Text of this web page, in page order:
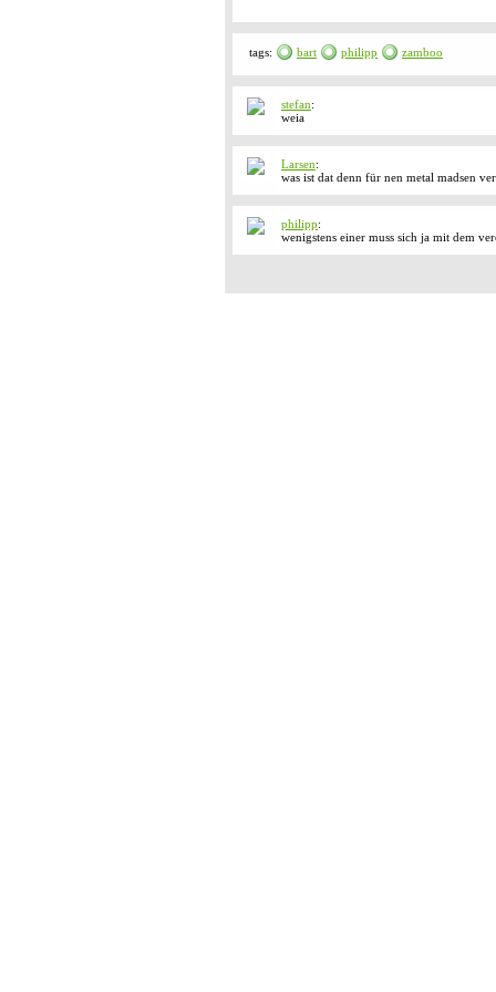
tags: bart philipp zamboo
stefan:
weia
Larsen:
was ist dat denn für nen metal madsen
philipp:
wenigstens einer muss sich ja mit dem